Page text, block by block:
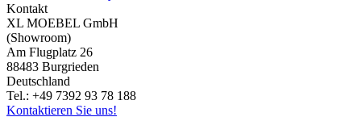
Kontakt
XL MOEBEL GmbH
(Showroom)
Am Flugplatz 26
88483 Burgrieden
Deutschland
Tel.: +49 7392 93 78 188
Kontaktieren Sie uns!